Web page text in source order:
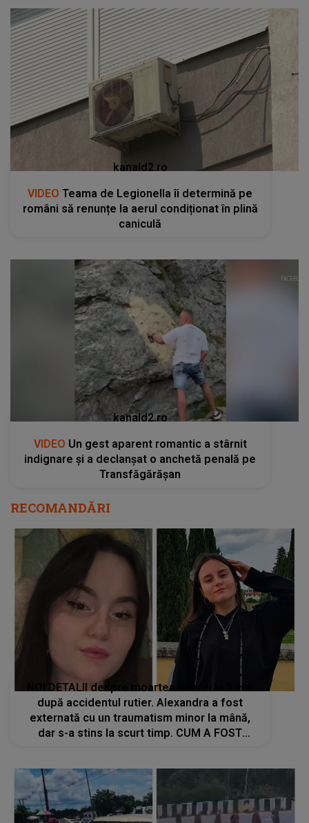
kanald2.ro
VIDEO Teama de Legionella îi determină pe
români să renunțe la aerul condiționat în plină
caniculă
kanald2.ro
VIDEO Un gest aparent romantic a stârnit
indignare și a declanșat o anchetă penală pe
Transfăgărășan
RECOMANDĂRI
NOI DETALII despre moartea tinerei la 5 zile
după accidentul rutier. Alexandra a fost
externată cu un traumatism minor la mână,
dar s-a stins la scurt timp. CUM A FOST